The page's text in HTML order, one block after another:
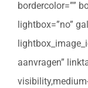
bordercolor=””
lightbox=”no”
aanvragen”